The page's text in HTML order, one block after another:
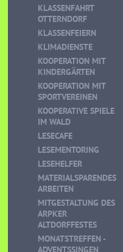
KLASSENFAHRT
OTTERNDORF
KLASSENFEIERN
KLIMADIENSTE
KOOPERATION MIT
KINDERGÄRTEN
KOOPERATION MIT
SPORTVEREINEN
KOOPERATIVE SPIELE
IM WALD
LESECAFE
LESEMENTORING
LESEHELFER
MATERIALSPARENDES
ARBEITEN
MITGESTALTUNG DES
ARPKER
ALTDORFFESTES
MONATSTREFFEN -
ADVENTSSINGEN